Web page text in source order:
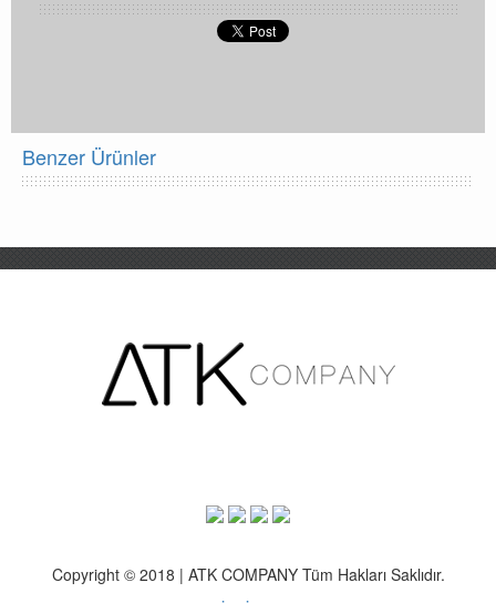
Benzer Ürünler
Copyright © 2018 | ATK COMPANY Tüm Hakları Saklıdır.